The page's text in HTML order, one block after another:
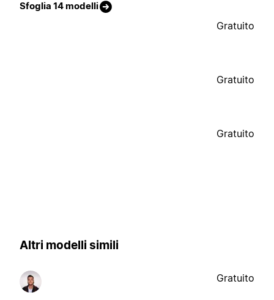
Sfoglia 14 modelli
Gratuito
Gratuito
Gratuito
Altri modelli simili
Gratuito